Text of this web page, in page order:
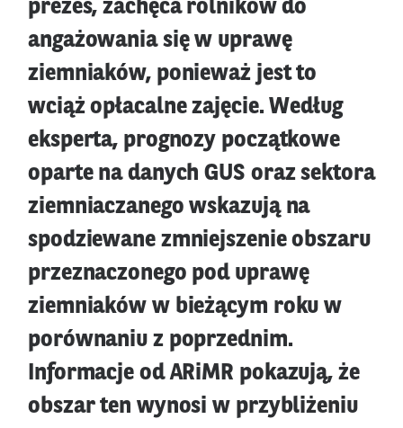
prezes, zachęca rolników do
angażowania się w uprawę
ziemniaków, ponieważ jest to
wciąż opłacalne zajęcie. Według
eksperta, prognozy początkowe
oparte na danych GUS oraz sektora
ziemniaczanego wskazują na
spodziewane zmniejszenie obszaru
przeznaczonego pod uprawę
ziemniaków w bieżącym roku w
porównaniu z poprzednim.
Informacje od ARiMR pokazują, że
obszar ten wynosi w przybliżeniu